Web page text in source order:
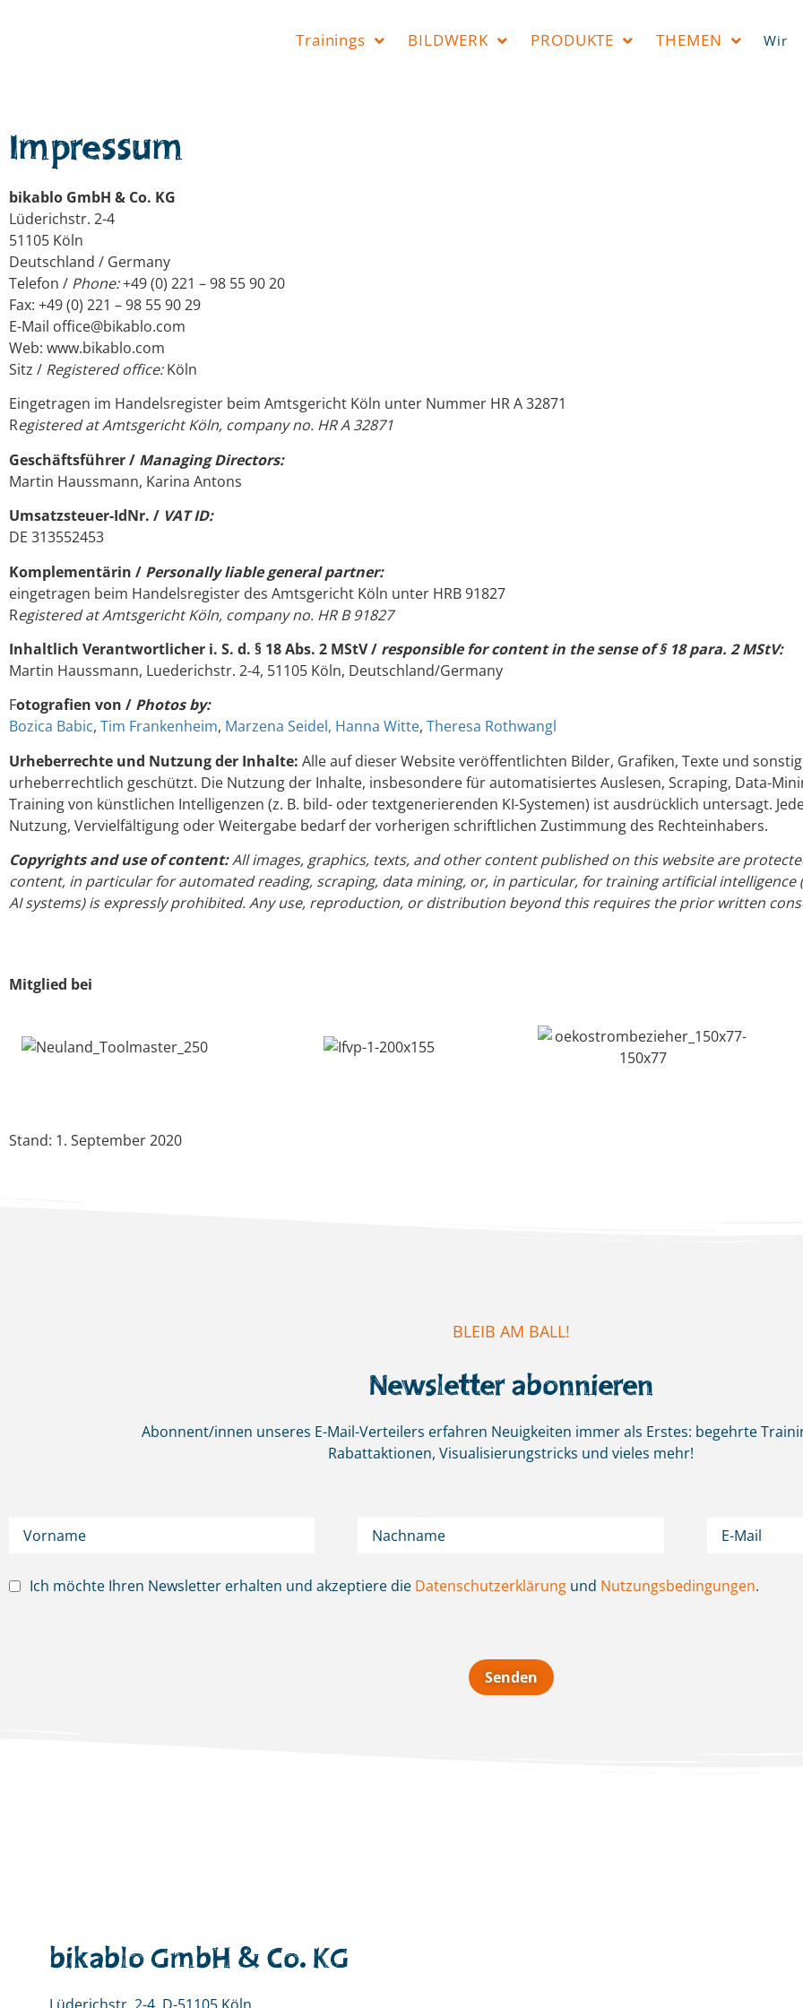
Trainings BILDWERK PRODUKTE THEMEN Wir
Impressum
bikablo GmbH & Co. KG
Lüderichstr. 2-4
51105 Köln
Deutschland / Germany
Telefon / Phone:+49 (0) 221 – 98 55 90 20
Fax: +49 (0) 221 – 98 55 90 29
E-Mail office@bikablo.com
Web: www.bikablo.com
Sitz / Registered office:Köln
Eingetragen im Handelsregister beim Amtsgericht Köln unter Nummer HR A 32871
Registered at Amtsgericht Köln, company no. HR A 32871
Geschäftsführer / Managing Directors:
Martin Haussmann, Karina Antons
Umsatzsteuer-IdNr. / VAT ID:
DE 313552453
Komplementärin / Personally liable general partner:
eingetragen beim Handelsregister des Amtsgericht Köln unter HRB 91827
Registered at Amtsgericht Köln, company no. HR B 91827
Inhaltlich Verantwortlicher i. S. d. § 18 Abs. 2 MStV / responsible for content in the sense of § 18 para. 2 MStV:
Martin Haussmann, Luederichstr. 2-4, 51105 Köln, Deutschland/Germany
Fotografien von / Photos by:
Bozica Babic, Tim Frankenheim, Marzena Seidel, Hanna Witte, Theresa Rothwangl
Urheberrechte und Nutzung der Inhalte: Alle auf dieser Website veröffentlichten Bilder, Grafiken, Texte und
urheberrechtlich geschützt. Die Nutzung der Inhalte, insbesondere für automatisiertes Auslesen, Scraping, Data-
Training von künstlichen Intelligenzen (z. B. bild- oder textgenerierenden KI-Systemen) ist ausdrücklich untersagt.
Nutzung, Vervielfältigung oder Weitergabe bedarf der vorherigen schriftlichen Zustimmung des Rechteinhabers.
Copyrights and use of content:All images, graphics, texts, and other content published on this website are
content, in particular for automated reading, scraping, data mining, or, in particular, for training artificial intelligence
AI systems) is expressly prohibited. Any use, reproduction, or distribution beyond this requires the prior written
Mitglied bei
Stand: 1. September 2020
BLEIB AM BALL!
Newsletter abonnieren
Abonnent/innen unseres E-Mail-Verteilers erfahren Neuigkeiten immer als Erstes: begehrte
Rabattaktionen, Visualisierungstricks und vieles mehr!
Ich möchte Ihren Newsletter erhalten und akzeptiere die Datenschutzerklärung und Nutzungsbedingungen.
bikablo GmbH & Co. KG